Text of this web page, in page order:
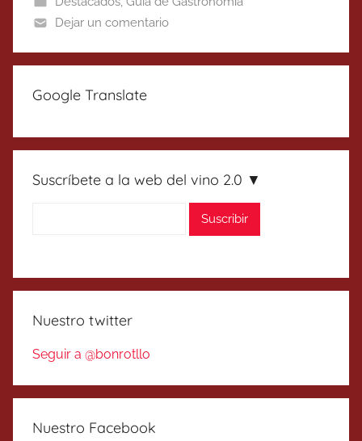
Dejar un comentario
Google Translate
Suscríbete a la web del vino 2.0 ▼
Nuestro twitter
Seguir a @bonrotllo
Nuestro Facebook